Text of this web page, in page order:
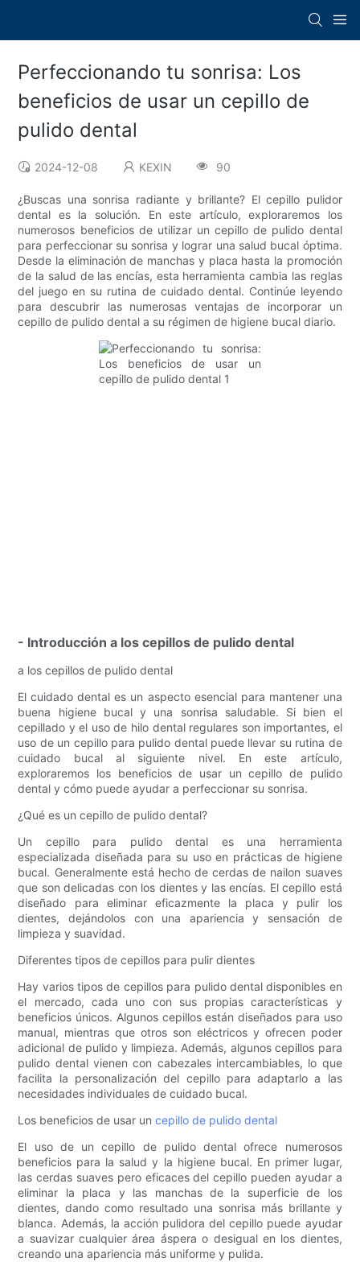
Perfeccionando tu sonrisa: Los
beneficios de usar un cepillo de
pulido dental
2024-12-08 KEXIN 90
¿Buscas una sonrisa radiante y brillante? El cepillo pulidor
dental es la solución. En este artículo, exploraremos los
numerosos beneficios de utilizar un cepillo de pulido dental
para perfeccionar su sonrisa y lograr una salud bucal óptima.
Desde la eliminación de manchas y placa hasta la promoción
de la salud de las encías, esta herramienta cambia las reglas
del juego en su rutina de cuidado dental. Continúe leyendo
para descubrir las numerosas ventajas de incorporar un
cepillo de pulido dental a su régimen de higiene bucal diario.
- Introducción a los cepillos de pulido dental
a los cepillos de pulido dental
El cuidado dental es un aspecto esencial para mantener una
buena higiene bucal y una sonrisa saludable. Si bien el
cepillado y el uso de hilo dental regulares son importantes, el
uso de un cepillo para pulido dental puede llevar su rutina de
cuidado bucal al siguiente nivel. En este artículo,
exploraremos los beneficios de usar un cepillo de pulido
dental y cómo puede ayudar a perfeccionar su sonrisa.
¿Qué es un cepillo de pulido dental?
Un cepillo para pulido dental es una herramienta
especializada diseñada para su uso en prácticas de higiene
bucal. Generalmente está hecho de cerdas de nailon suaves
que son delicadas con los dientes y las encías. El cepillo está
diseñado para eliminar eficazmente la placa y pulir los
dientes, dejándolos con una apariencia y sensación de
limpieza y suavidad.
Diferentes tipos de cepillos para pulir dientes
Hay varios tipos de cepillos para pulido dental disponibles en
el mercado, cada uno con sus propias características y
beneficios únicos. Algunos cepillos están diseñados para uso
manual, mientras que otros son eléctricos y ofrecen poder
adicional de pulido y limpieza. Además, algunos cepillos para
pulido dental vienen con cabezales intercambiables, lo que
facilita la personalización del cepillo para adaptarlo a las
necesidades individuales de cuidado bucal.
Los beneficios de usar uncepillo de pulido dental
El uso de un cepillo de pulido dental ofrece numerosos
beneficios para la salud y la higiene bucal. En primer lugar,
las cerdas suaves pero eficaces del cepillo pueden ayudar a
eliminar la placa y las manchas de la superficie de los
dientes, dando como resultado una sonrisa más brillante y
blanca. Además, la acción pulidora del cepillo puede ayudar
a suavizar cualquier área áspera o desigual en los dientes,
creando una apariencia más uniforme y pulida.